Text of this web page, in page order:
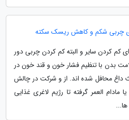
چربی شکم و کاهش ریسک سکته
کم کردن سایر و البته کم کردن چربی دور
بدن با تنظیم فشار خون و قند خون در
داغ محافل شده اند. از و شرکت در چالش
العمر گرفته تا رژیم لاغری غذایی